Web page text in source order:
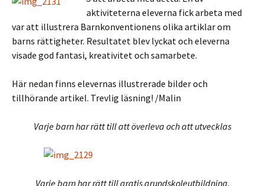
barns rättigheter. Resultatet blev lyckat och eleverna
visade god fantasi, kreativitet och samarbete.
Här nedan finns elevernas illustrerade bilder och
Varje barn har rätt till att överleva och att utvecklas
Varje barn har rätt till gratis grundskoleutbildning.